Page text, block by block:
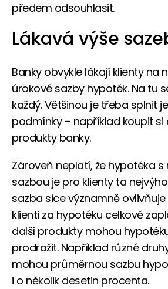
předem odsouhlasit.
Lákavá výše
Banky obvykle lákají klienty na
úrokové sazby hypoték. Na tu
každý. Většinou je třeba splnit
podmínky – například koupit si
produkty banky.
Zároveň neplatí, že hypotéka s
sazbou je pro klienty ta
sazba sice významně
klienti za hypotéku celkově
další produkty mohou
prodražit. Například různé
mohou průměrnou sazbu
i o několik desetin procenta.